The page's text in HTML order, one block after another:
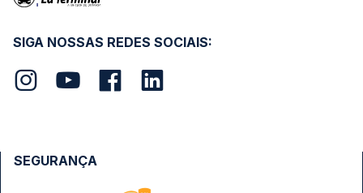
SIGA NOSSAS REDES SOCIAIS:
SEGURANÇA